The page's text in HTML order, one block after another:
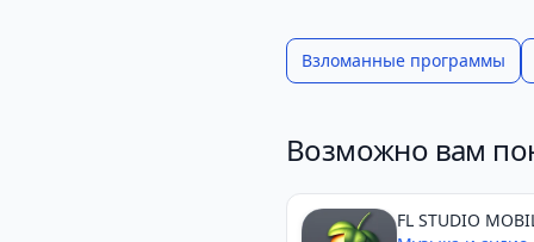
Взломанные программы
Возможно вам
FL STUDIO